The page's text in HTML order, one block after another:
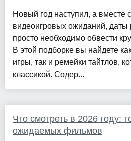
Новый год наступил, а вместе
видеоигровых ожиданий, даты
просто необходимо обвести
В этой подборке вы найдете
игры, так и ремейки тайтлов,
классикой. Содер...
Что смотреть в 2026 году:
ожидаемых фильмов